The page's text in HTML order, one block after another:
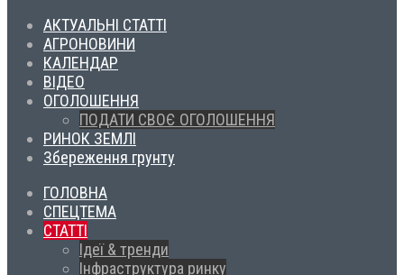
АКТУАЛЬНІ СТАТТІ
АГРОНОВИНИ
КАЛЕНДАР
ВІДЕО
ОГОЛОШЕННЯ
ПОДАТИ СВОЄ ОГОЛОШЕННЯ
РИНОК ЗЕМЛІ
Збереження грунту
ГОЛОВНА
СПЕЦТЕМА
СТАТТІ
Ідеї & тренди
Інфраструктура ринку